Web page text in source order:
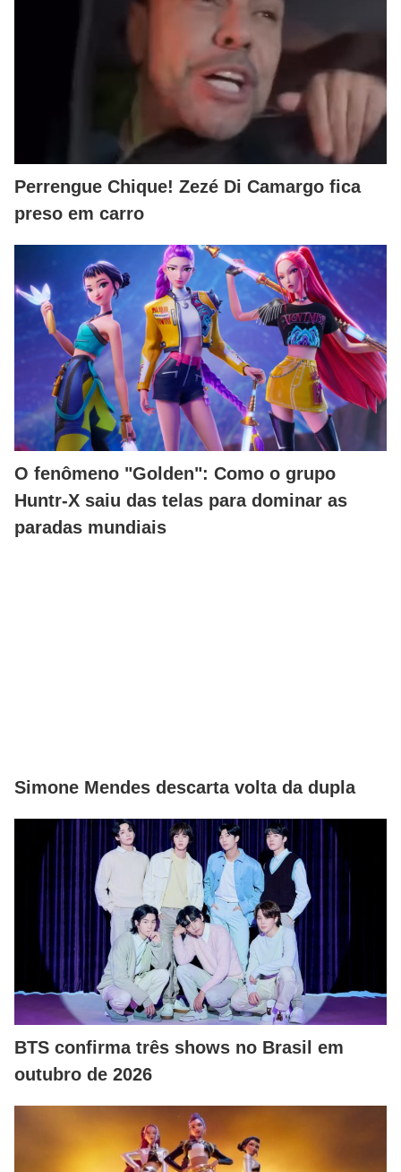
Perrengue Chique! Zezé Di Camargo fica
preso em carro
O fenômeno "Golden": Como o grupo
Huntr-X saiu das telas para dominar as
paradas mundiais
Simone Mendes descarta volta da dupla
BTS confirma três shows no Brasil em
outubro de 2026